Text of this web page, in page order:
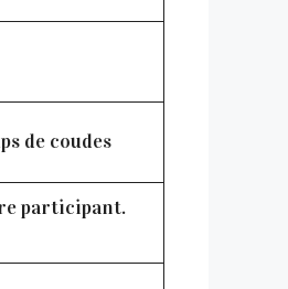
de coudes
participant.